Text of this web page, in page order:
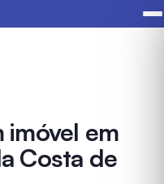
imóvel em
Costa de